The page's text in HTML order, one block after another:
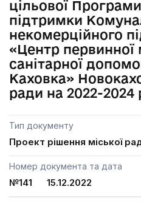
цільової
підтримки
некомерційного
«Центр
санітарної
Каховка»
ради на 2022-2024
Тип документу
Проект рішення міської
Номер документа та дата
№141 15.12.2022